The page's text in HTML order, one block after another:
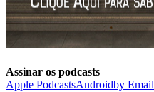
Assinar os podcasts
Apple PodcastsAndroidby Email